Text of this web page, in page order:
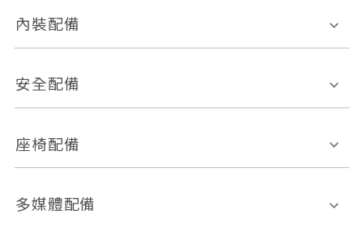
電動天窗
後視鏡方向指示燈
內裝配備
多功能方向盤
恆溫空調
安全配備
前座正面氣囊
ABS防鎖死
座椅配備
皮椅
多媒體配備